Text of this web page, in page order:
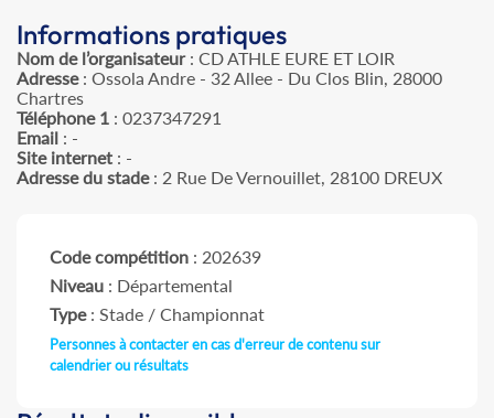
Informations pratiques
Nom de l’organisateur: CD ATHLE EURE ET LOIR
Adresse: Ossola Andre - 32 Allee - Du Clos Blin, 28000
Chartres
Téléphone 1 : 0237347291
Email : -
Site internet : -
Adresse du stade: 2 Rue De Vernouillet, 28100 DREUX
Code compétition : 202639
Niveau : Départemental
Type: Stade / Championnat
Personnes à contacter en cas d'erreur de contenu sur
calendrier ou résultats